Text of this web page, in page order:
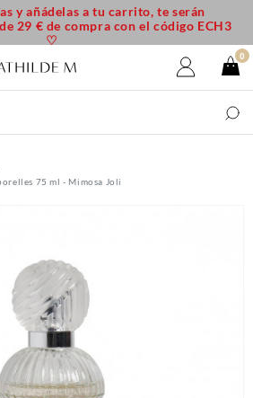
75 ml - Mimosa Joli
y añádelas a tu carrito, te serán
29 € de compra con el código ECH3
♡
0